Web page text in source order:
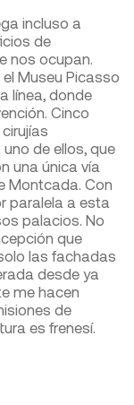
incluso a
de
nos ocupan.
Museu Picasso
línea, donde
Cinco
de ellos, que
una única vía
Montcada. Con
paralela a esta
palacios. No
que
las fachadas
desde ya
me hacen
de
es frenesí.